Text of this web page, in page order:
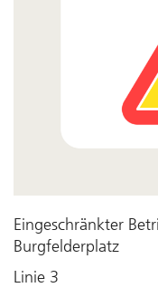
Eingeschränkter
Burgfelderplatz
Linie 3